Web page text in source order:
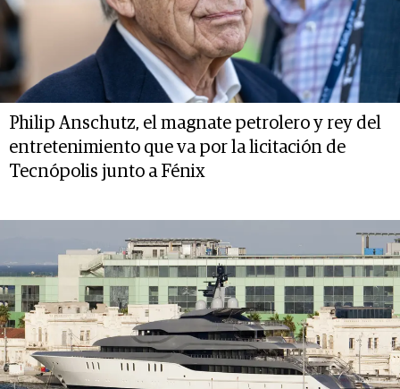
Philip Anschutz, el magnate petrolero y rey del
entretenimiento que va por la licitación de
Tecnópolis junto a Fénix